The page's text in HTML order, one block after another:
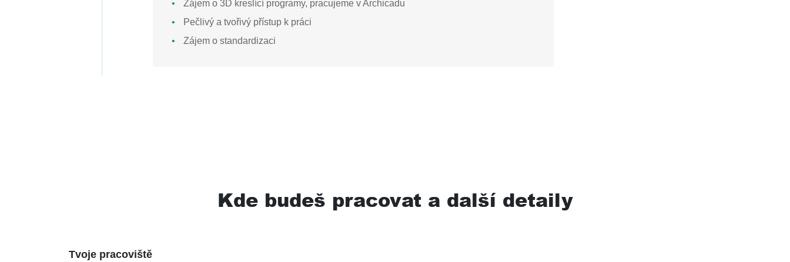
Zájem o 3D kreslící programy, pracujeme v Archicadu
Pečlivý a tvořivý přístup k práci
Zájem o standardizaci
Kde budeš pracovat a další detaily
Tvoje pracoviště